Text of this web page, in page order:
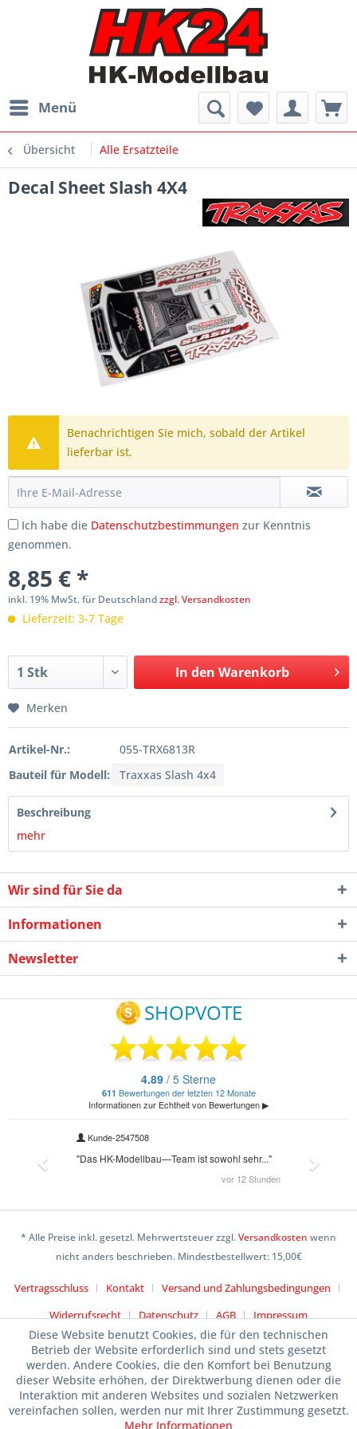
Menü
Übersicht Alle Ersatzteile
Decal Sheet Slash 4X4
Benachrichtigen Sie mich, sobald der Artikel
lieferbar ist.
Ich habe die Datenschutzbestimmungen zur Kenntnis
genommen.
8,85 € *
inkl. 19% MwSt. für Deutschlandzzgl. Versandkosten
Lieferzeit: 3-7 Tage
In den Warenkorb
Merken
Artikel-Nr.:
055-TRX6813R
Bauteil für Modell:
Traxxas Slash 4x4
Beschreibung
mehr
Wir sind für Sie da
Informationen
Newsletter
* Alle Preise inkl. gesetzl. Mehrwertsteuer zzgl.Versandkosten wenn
nicht anders beschrieben. Mindestbestellwert: 15,00€
Vertragsschluss Kontakt
Versand und Zahlungsbedingungen
Widerrufsrecht
Datenschutz AGB Impressum
Diese Website benutzt Cookies, die für den technischen
Betrieb der Website erforderlich sind und stets gesetzt
werden. Andere Cookies, die den Komfort bei Benutzung
dieser Website erhöhen, der Direktwerbung dienen oder die
Interaktion mit anderen Websites und sozialen Netzwerken
vereinfachen sollen, werden nur mit Ihrer Zustimmung gesetzt.
Mehr Informationen